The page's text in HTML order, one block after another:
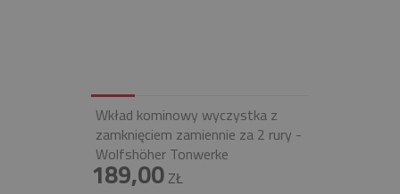
Wkład kominowy wyczystka z
zamknięciem zamiennie za 2 rury -
Wolfshöher Tonwerke
189,00ZŁ